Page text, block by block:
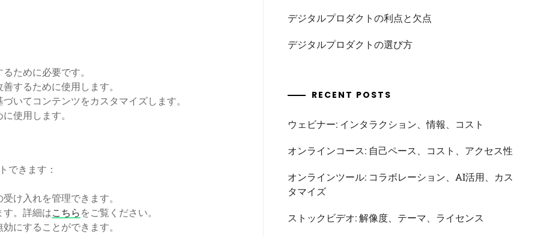
ために必要です。
するために使用します。
いてコンテンツをカスタマイズします。
使用します。
できます：
け入れを管理できます。
。詳細はこちらをご覧ください。
にすることができます。
デジタルプロダクトの利点と欠点
デジタルプロダクトの選び方
RECENT POSTS
ウェビナー: インタラクション、情報、コスト
オンラインコース: 自己ペース、コスト、アクセス性
オンラインツール: コラボレーション、AI活用、カス
タマイズ
ストックビデオ: 解像度、テーマ、ライセンス